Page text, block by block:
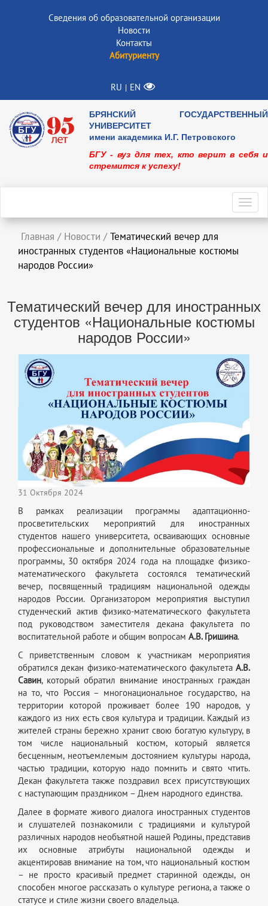
Сведения об образовательной организации
Новости
Контакты
Абитуриенту
RU | EN
БРЯНСКИЙ ГОСУДАРСТВЕННЫЙ
УНИВЕРСИТЕТ
имени академика И.Г. Петровского
БГУ - вуз для тех, кто верит в себя и
стремится к успеху!
Главная / Новости / Тематический вечер для
иностранных студентов «Национальные костюмы
народов России»
Тематический вечер для иностранных
студентов «Национальные костюмы
народов России»
31 Октября 2024
В рамках реализации программы адаптационно-
просветительских мероприятий для иностранных
студентов нашего университета, осваивающих основные
профессиональные и дополнительные образовательные
программы, 30 октября 2024 года на площадке физико-
математического факультета состоялся тематический
вечер, посвященный традициям национальной одежды
народов России. Организатором мероприятия выступил
студенческий актив физико-математического факультета
под руководством заместителя декана факультета по
воспитательной работе и общим вопросам А.В. Гришина.
С приветственным словом к участникам мероприятия
обратился декан физико-математического факультета А.В.
Савин, который обратил внимание иностранных граждан
на то, что Россия – многонациональное государство, на
территории которой проживает более 190 народов, у
каждого из них есть своя культура и традиции. Каждый из
жителей страны бережно хранит свою богатую культуру, в
том числе национальный костюм, который является
бесценным, неотъемлемым достоянием культуры народа,
частью традиции, которую надо помнить и свято чтить.
Декан факультета также поздравил всех присутствующих
с наступающим праздником – Днем народного единства.
Далее в формате живого диалога иностранных студентов
и слушателей познакомили с традициями и культурой
различных народов необъятной нашей Родины, представив
их основные атрибуты национальной одежды и
акцентировав внимание на том, что национальный костюм
– не просто красивый предмет старинной одежды, он
способен многое рассказать о культуре региона, а также о
статусе и стиле жизни своего владельца.